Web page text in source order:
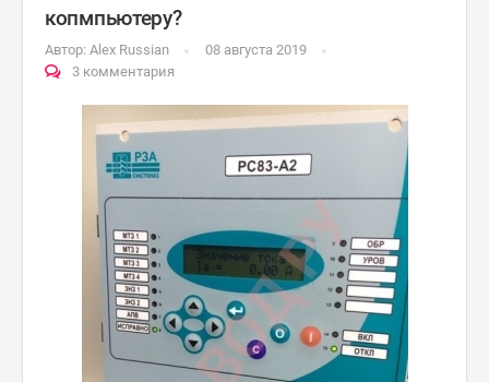
копмпьютеру?
Автор: Alex Russian
08 августа 2019
3 комментария